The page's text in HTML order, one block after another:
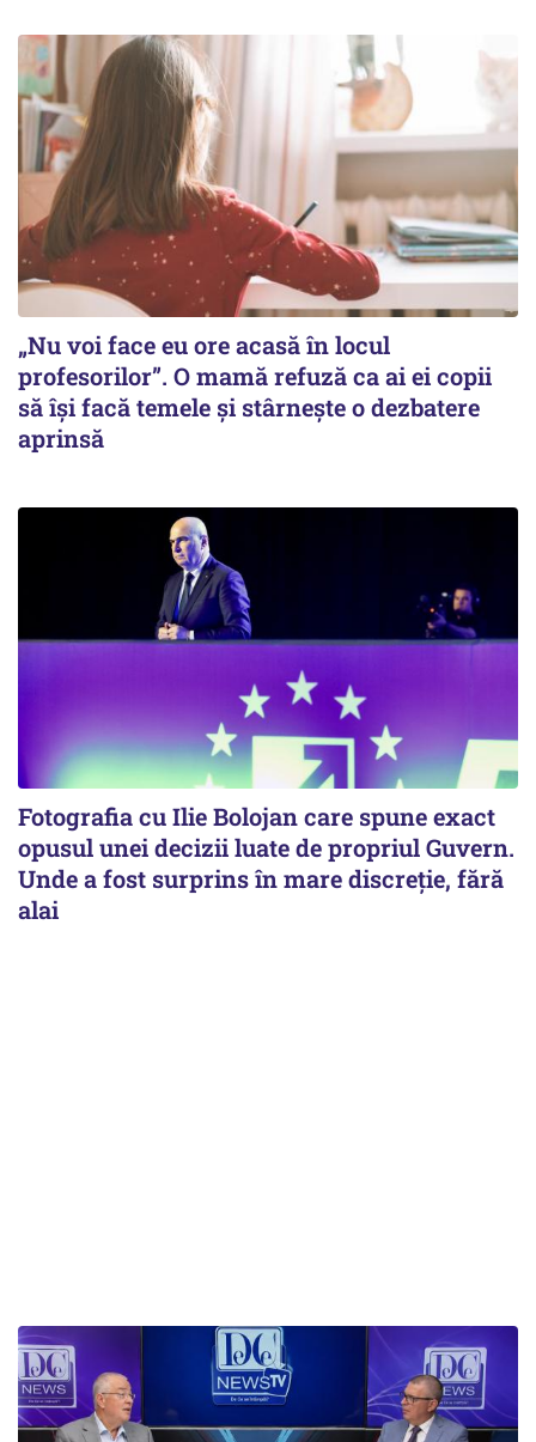
„Nu voi face eu ore acasă în locul
profesorilor”. O mamă refuză ca ai ei copii
să își facă temele și stârnește o dezbatere
aprinsă
Fotografia cu Ilie Bolojan care spune exact
opusul unei decizii luate de propriul Guvern.
Unde a fost surprins în mare discreție, fără
alai